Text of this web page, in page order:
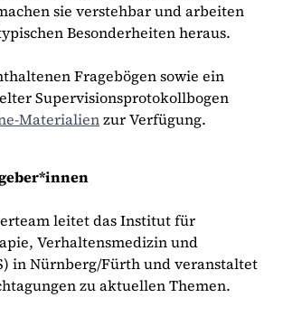
sie verstehbar und arbeiten
Besonderheiten heraus.
Fragebögen sowie ein
Supervisionsprotokollbogen
Materialienzur Verfügung.
leitet das Institut für
Verhaltensmedizin und
in Nürnberg/Fürth und veranstaltet
zu aktuellen Themen.